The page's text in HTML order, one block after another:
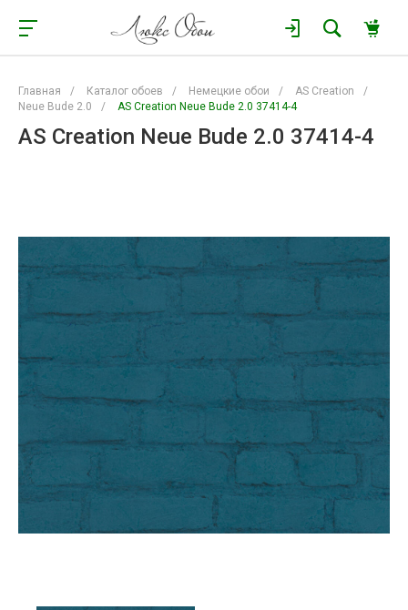
Главная / Каталог обоев / Немецкие обои / AS Creation
/
Neue Bude 2.0
/ AS Creation Neue Bude 2.0 37414-4
AS Creation Neue Bude 2.0 37414-4